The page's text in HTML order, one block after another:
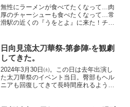
べる。
無性にラーメンが食べてたくなって…肉
厚のチャーシューも食べたくなって…常
滑駅の近くの『うをとよ』に来た！チャ
うんだー(*'ω'*)ラーメンを食べながらおに
ぎりのお米も...
日向見流太刀華祭-第参陣-を観劇
してきた。
2024年3月30日㈯。この日は去年出演し
た太刀華祭のイベント当日。臀部もヘル
ニアも回復してきて長時間座れるように